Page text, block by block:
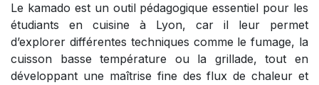
Le kamado est un outil pédagogique essentiel pour les
étudiants en cuisine à Lyon, car il leur permet
d’explorer différentes techniques comme le fumage, la
cuisson basse température ou la grillade, tout en
développant une maîtrise fine des flux de chaleur et